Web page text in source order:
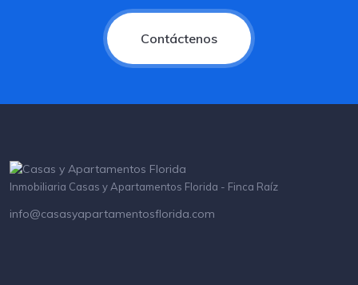
Contáctenos
Inmobiliaria Casas y Apartamentos Florida - Finca Raíz
info@casasyapartamentosflorida.com